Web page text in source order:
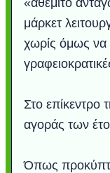
μάρκετ
χωρίς όμως να
Στο επίκεντρο
αγοράς των
Όπως